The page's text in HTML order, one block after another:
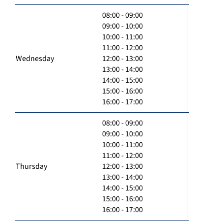
Wednesday
08:00 - 09:00
09:00 - 10:00
10:00 - 11:00
11:00 - 12:00
12:00 - 13:00
13:00 - 14:00
14:00 - 15:00
15:00 - 16:00
16:00 - 17:00
Thursday
08:00 - 09:00
09:00 - 10:00
10:00 - 11:00
11:00 - 12:00
12:00 - 13:00
13:00 - 14:00
14:00 - 15:00
15:00 - 16:00
16:00 - 17:00